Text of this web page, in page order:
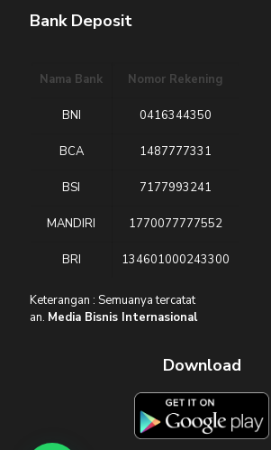
Bank Deposit
Nama Bank Nomor Rekening
BNI 0416344350
BCA 1487777331
BSI 7177993241
MANDIRI 1770077777552
BRI 134601000243300
Keterangan : Semuanya tercatat
an. Media Bisnis Internasional
Download